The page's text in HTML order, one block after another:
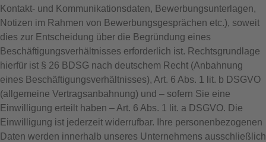
Kontakt- und Kommunikationsdaten, Bewerbungsunterlagen,
Notizen im Rahmen von Bewerbungsgesprächen etc.), soweit
dies zur Entscheidung über die Begründung eines
Beschäftigungsverhältnisses erforderlich ist. Rechtsgrundlage
hierfür ist § 26 BDSG nach deutschem Recht (Anbahnung
eines Beschäftigungsverhältnisses), Art. 6 Abs. 1 lit. b DSGVO
(allgemeine Vertragsanbahnung) und – sofern Sie eine
Einwilligung erteilt haben – Art. 6 Abs. 1 lit. a DSGVO. Die
Einwilligung ist jederzeit widerrufbar. Ihre personenbezogenen
Daten werden innerhalb unseres Unternehmens ausschließlich